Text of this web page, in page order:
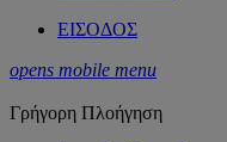
ΕΙΣΟΔΟΣ
opens mobile menu
Γρήγορη Πλοήγηση